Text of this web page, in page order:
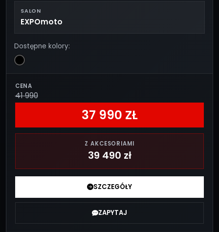
SALON
EXPOmoto
Dostępne kolory:
CENA
41 990
37 990 ZŁ
Z AKCESORIAMI
39 490 zł
SZCZEGÓŁY
ZAPYTAJ